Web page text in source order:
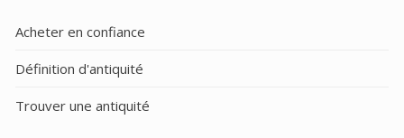
Acheter en confiance
Définition d'antiquité
Trouver une antiquité